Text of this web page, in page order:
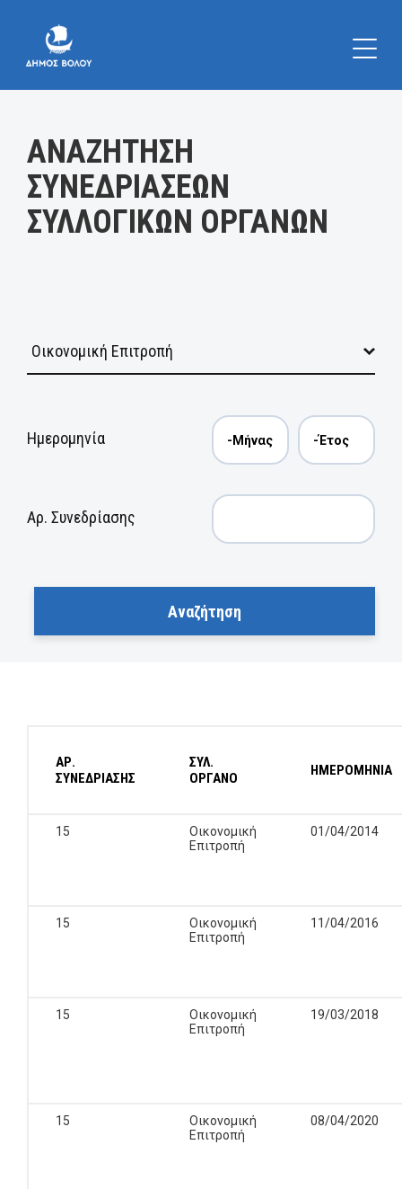
ΑΝΑΖΗΤΗΣΗ
ΣΥΝΕΔΡΙΑΣΕΩΝ
ΣΥΛΛΟΓΙΚΩΝ ΟΡΓΑΝΩΝ
Ημερομηνία
Αρ. Συνεδρίασης
ΑΡ.
ΣΥΝΕΔΡΙΑΣΗΣ
ΣΥΛ.
ΟΡΓΑΝΟ
ΗΜΕΡΟΜΗΝΙΑ
15
Οικονομική
Επιτροπή
01/04/2014
15
Οικονομική
Επιτροπή
11/04/2016
15
Οικονομική
Επιτροπή
19/03/2018
15
Οικονομική
Επιτροπή
08/04/2020